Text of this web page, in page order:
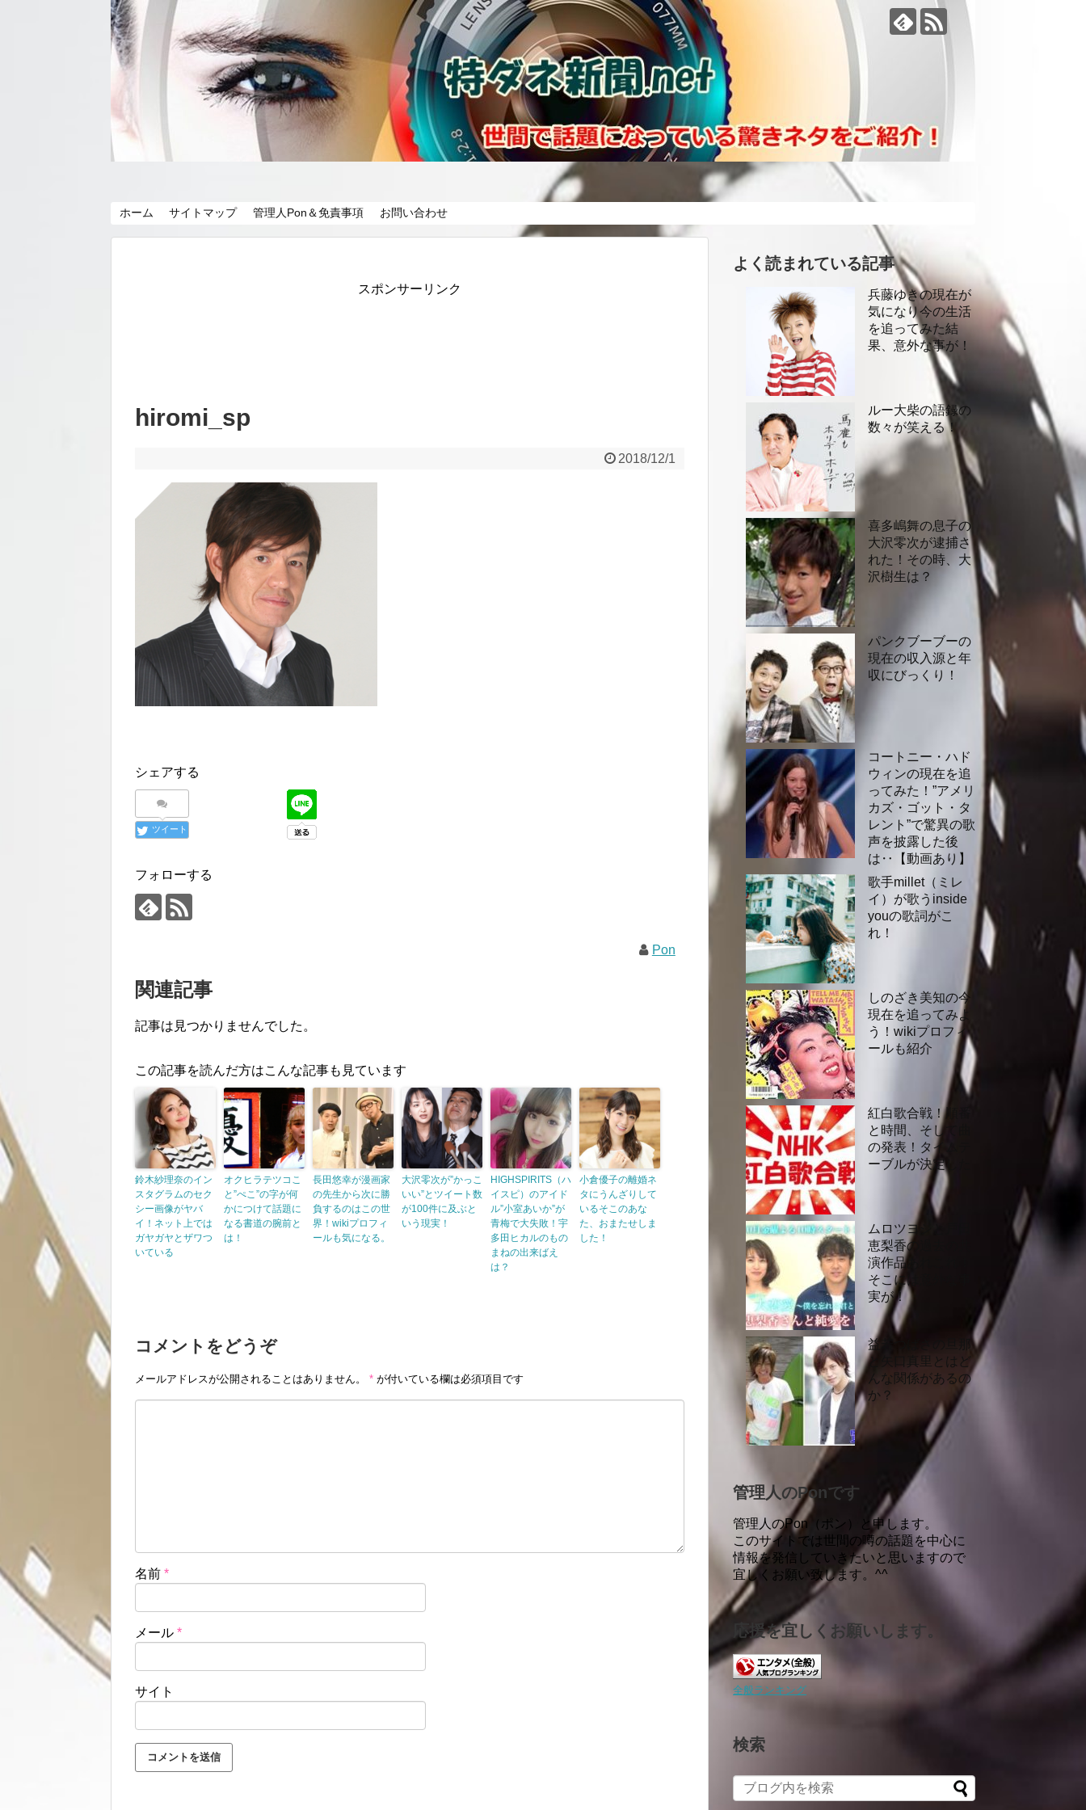
ホーム サイトマップ 管理人Pon＆免責事項 お問い合わせ
スポンサーリンク
hiromi_sp
2018/12/1
シェアする
ツイート
フォローする
Pon
関連記事
記事は見つかりませんでした。
この記事を読んだ方はこんな記事も見ています
鈴木紗理奈のイン
スタグラムのセク
シー画像がヤバ
イ！ネット上では
ガヤガヤとザワつ
いている
オクヒラテツコこ
と”ぺこ”の字が何
かにつけて話題に
なる書道の腕前と
は！
長田悠幸が漫画家
の先生から次に勝
負するのはこの世
界！wikiプロフィ
ールも気になる。
大沢零次が”かっこ
いい”とツイート数
が100件に及ぶと
いう現実！
HIGHSPIRITS（ハ
イスピ）のアイド
ル”小室あいか”が
青梅で大失敗！宇
多田ヒカルのもの
まねの出来ばえ
は？
小倉優子の離婚ネ
タにうんざりして
いるそこのあな
た、おまたせしま
した！
コメントをどうぞ
メールアドレスが公開されることはありません。 * が付いている欄は必須項目です
名前 *
メール *
サイト
よく読まれている記事
兵藤ゆきの現在が
気になり今の生活
を追ってみた結
果、意外な事が！
ルー大柴の語録の
数々が笑える！
喜多嶋舞の息子の
大沢零次が逮捕さ
れた！その時、大
沢樹生は？
パンクブーブーの
現在の収入源と年
収にびっくり！
コートニー・ハド
ウィンの現在を追
ってみた！”アメリ
カズ・ゴット・タ
レント”で驚異の歌
声を披露した後
は‥【動画あり】
歌手millet（ミレ
イ）が歌うinside
youの歌詞がこ
れ！
しのざき美知の今
現在を追ってみよ
う！wikiプロフィ
ールも紹介
紅白歌合戦！順番
と時間、そして曲
の発表！タイムテ
ーブルが決定した
ムロツヨシと戸田
恵梨香の過去の共
演作品あれこれ！
そこには意外な事
実が！
益若つばさの旦那
と矢口真里とはど
んな関係があるの
か？
管理人のPonです
管理人のPon（ポン）と申します。
このサイトでは世間の噂の話題を中心に
情報を発信していきたいと思いますので
宜しくお願い致します。^^
応援を宜しくお願いします。
全般ランキング
検索